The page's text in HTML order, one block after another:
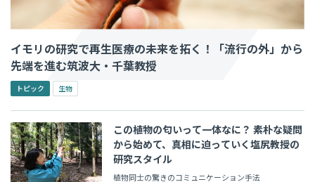
イモリの研究で再生医療の未来を拓く！「流行の外」から
先端を進む筑波大・千葉教授
トピック 生物
この植物の匂いって一体なに？ 素朴な疑問
から始めて、真相に迫っていく塩尻教授の
研究スタイル
植物同士の驚きのコミュニケーション手法